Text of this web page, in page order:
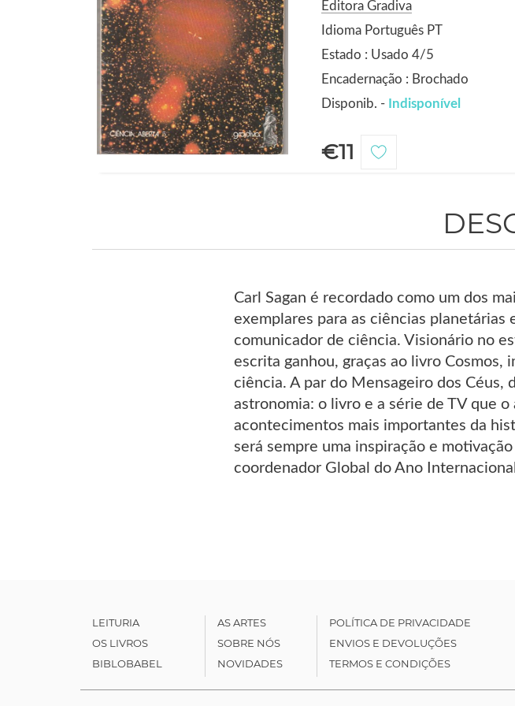
Editora Gradiva
Idioma Português PT
Estado : Usado 4/5
Encadernação : Brochado
Disponib. - Indisponível
€11
Carl Sagan é recordado como um dos
exemplares para as ciências
comunicador de ciência. Visionário no
escrita ganhou, graças ao livro Cosmos,
ciência. A par do Mensageiro dos Céus,
astronomia: o livro e a série de TV que
acontecimentos mais importantes da
será sempre uma inspiração e
coordenador Global do Ano
LEITURIA
OS LIVROS
BIBLOBABEL
AS ARTES
SOBRE NÓS
NOVIDADES
POLÍTICA DE PRIVACIDADE
ENVIOS E DEVOLUÇÕES
TERMOS E CONDIÇÕES